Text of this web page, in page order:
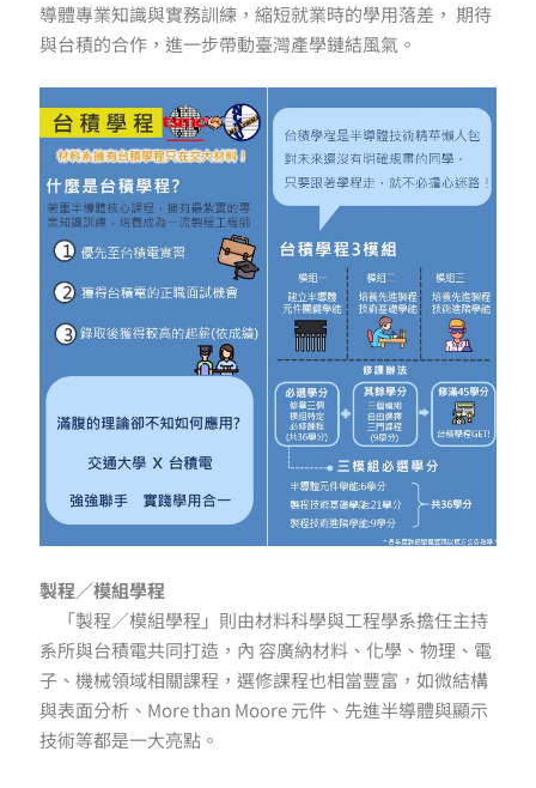
導體專業知識與實務訓練，縮短就業時的學用落差， 期待
與台積的合作，進一步帶動臺灣產學鏈結風氣。
製程／模組學程
「製程／模組學程」則由材料科學與工程學系擔任主持
系所與台積電共同打造，內 容廣納材料、化學、物理、電
子、機械領域相關課程，選修課程也相當豐富，如微結構
與表面分析、More than Moore 元件、先進半導體與顯示
技術等都是一大亮點。